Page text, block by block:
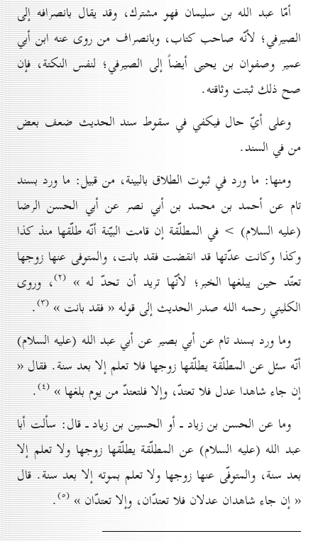
أمّا عبد الله بن سليمان فهو مشترك، وقد يقال بانصرافه إلى
الصيرفي؛ لأنّه صاحب كتاب، وبانصراف من روى عنه ابن أبي
عمير وصفوان بن يحيى أيضاً إلى الصيرفي؛ لنفس النكتة، فإن
صح ذلك ثبتت وثاقته.
وعلى أيّ حال فيكفي في سقوط سند الحديث ضعف بعض
من في السند.
ومنها: ما ورد في ثبوت الطلاق بالبينة، من قبيل: ما ورد بسند
تام عن أحمد بن محمد بن أبي نصر عن أبي الحسن الرضا
(عليه السلام) > في المطلّقة إن قامت البيّنة أنّه طلّقها منذ كذا
وكذا وكانت عدّتها قد انقضت فقد بانت، والمتوفى عنها زوجها
تعتّد حين يبلغها الخبر؛ لأنّها تريد أن تحدّ له »(۲) ، وروى
الكليني رحمه الله صدر الحديث إلى قوله « فقد بانت »(۳) .
وما ورد بسند تام عن أبي بصير عن أبي عبد الله (عليه السلام)
أنّه سئل عن المطلّقة يطلّقها زوجها فلا تعلم إلا بعد سنة. فقال «
إن جاء شاهدا عدل فلا تعتدّ، وإلا فلتعتدّ من يوم بلغها »(٤) .
وما عن الحسن بن زياد ـ أو الحسين بن زياد ـ قال: سألت أبا
عبد الله (عليه السلام) عن المطلّقة يطلّقها زوجها ولا تعلم إلا
بعد سنة، والمتوفّى عنها زوجها ولا تعلم بموته إلا بعد سنة. قال
« إن جاء شاهدان عدلان فلا تعتدّان، وإلا تعتدّان » (٥) .